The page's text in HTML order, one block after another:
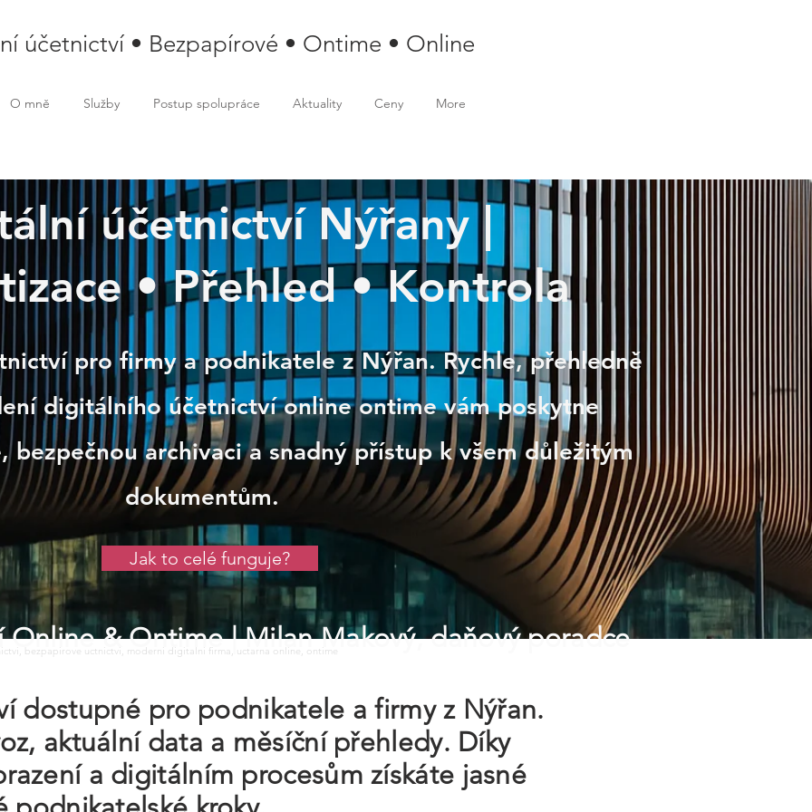
účetnictví • Bezpapírové • Ontime • Online
O mně Služby Postup spolupráce Aktuality Ceny More
účetnictví Nýřany |
• Přehled • Kontrola
pro firmy a podnikatele z Nýřan. Rychle, přehledně
digitálního účetnictví online ontime vám poskytne
bezpečnou archivaci a snadný přístup k všem důležitým
dokumentům.
Jak to celé funguje?
Online & Ontime| Milan Makový, daňový poradce
bezpapirove uctnictvi, moderni digitalni firma, uctarna online, ontime
dostupné pro podnikatele a firmy z Nýřan.
aktuální data a měsíční přehledy. Díky
a digitálním procesům získáte jasné